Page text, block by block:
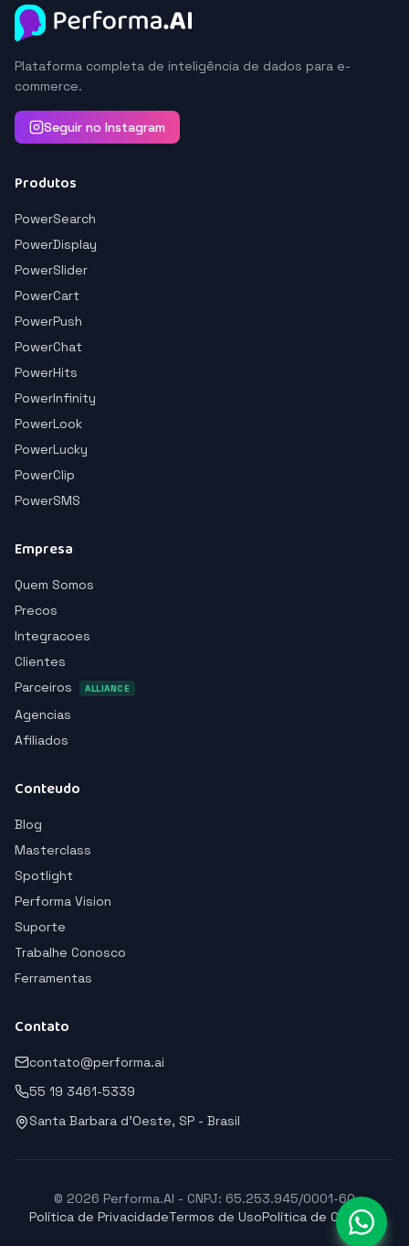
Plataforma completa de inteligência de dados para e-
commerce.
Seguir no Instagram
Produtos
PowerSearch
PowerDisplay
PowerSlider
PowerCart
PowerPush
PowerChat
PowerHits
PowerInfinity
PowerLook
PowerLucky
PowerClip
PowerSMS
Empresa
Quem Somos
Precos
Integracoes
Clientes
Parceiros
ALLIANCE
Agencias
Afiliados
Conteudo
Blog
Masterclass
Spotlight
Performa Vision
Suporte
Trabalhe Conosco
Ferramentas
Contato
contato@performa.ai
55 19 3461-5339
Santa Barbara d'Oeste, SP - Brasil
© 2026 Performa.AI - CNPJ: 65.253.945/0001-60
Política de PrivacidadeTermos de UsoPolítica de Cookies